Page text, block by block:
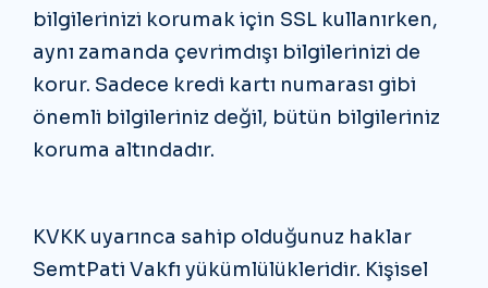
bilgilerinizi korumak için SSL kullanırken,
aynı zamanda çevrimdışı bilgilerinizi de
korur. Sadece kredi kartı numarası gibi
önemli bilgileriniz değil, bütün bilgileriniz
koruma altındadır.
KVKK uyarınca sahip olduğunuz haklar
SemtPati Vakfı yükümlülükleridir. Kişisel